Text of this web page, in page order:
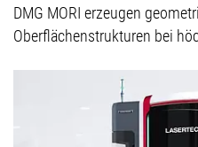
DMG MORI erzeugen
Oberflächenstrukturen bei